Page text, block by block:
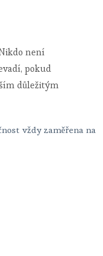
není
pokud
důležitým
vždy zaměřena na